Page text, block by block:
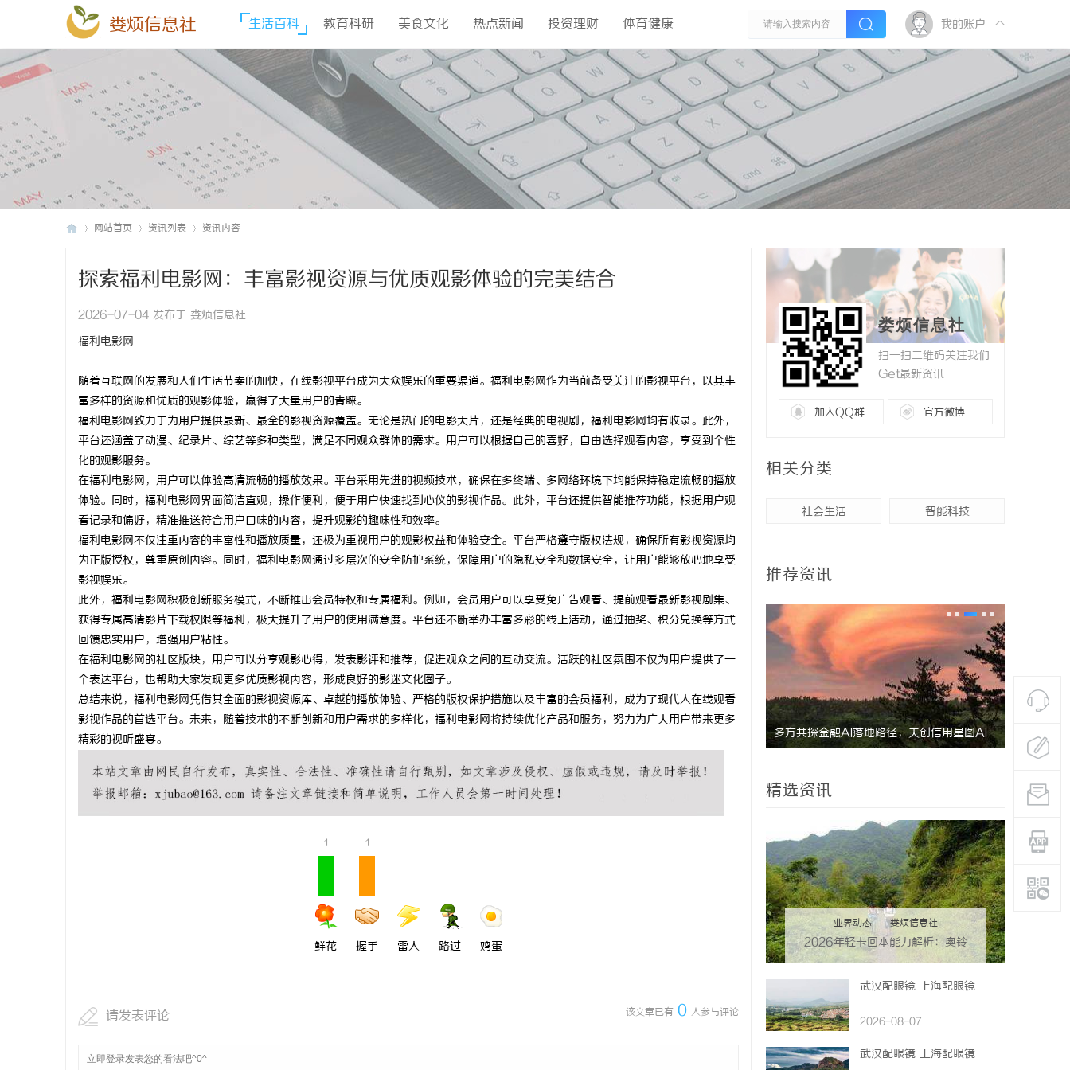
娄烦信息社 生活百科 教育科研 美食文化 热点新闻 投资理财 体育健康 我的账户
网站首页 资讯列表 资讯内容
探索福利电影网：丰富影视资源与优质观影体验的完美结合
2026-07-04 发布于 娄烦信息社
福利电影网
随着互联网的发展和人们生活节奏的加快，在线影视平台成为大众娱乐的重要渠道。福利电影网作为当前备受关注的影视平台，以其丰
富多样的资源和优质的观影体验，赢得了大量用户的青睐。
福利电影网致力于为用户提供最新、最全的影视资源覆盖。无论是热门的电影大片，还是经典的电视剧，福利电影网均有收录。此外，
平台还涵盖了动漫、纪录片、综艺等多种类型，满足不同观众群体的需求。用户可以根据自己的喜好，自由选择观看内容，享受到个性
化的观影服务。
在福利电影网，用户可以体验高清流畅的播放效果。平台采用先进的视频技术，确保在多终端、多网络环境下均能保持稳定流畅的播放
体验。同时，福利电影网界面简洁直观，操作便利，便于用户快速找到心仪的影视作品。此外，平台还提供智能推荐功能，根据用户观
看记录和偏好，精准推送符合用户口味的内容，提升观影的趣味性和效率。
福利电影网不仅注重内容的丰富性和播放质量，还极为重视用户的观影权益和体验安全。平台严格遵守版权法规，确保所有影视资源均
为正版授权，尊重原创内容。同时，福利电影网通过多层次的安全防护系统，保障用户的隐私安全和数据安全，让用户能够放心地享受
影视娱乐。
此外，福利电影网积极创新服务模式，不断推出会员特权和专属福利。例如，会员用户可以享受免广告观看、提前观看最新影视剧集、
获得专属高清影片下载权限等福利，极大提升了用户的使用满意度。平台还不断举办丰富多彩的线上活动，通过抽奖、积分兑换等方式
回馈忠实用户，增强用户粘性。
在福利电影网的社区版块，用户可以分享观影心得，发表影评和推荐，促进观众之间的互动交流。活跃的社区氛围不仅为用户提供了一
个表达平台，也帮助大家发现更多优质影视内容，形成良好的影迷文化圈子。
总结来说，福利电影网凭借其全面的影视资源库、卓越的播放体验、严格的版权保护措施以及丰富的会员福利，成为了现代人在线观看
影视作品的首选平台。未来，随着技术的不断创新和用户需求的多样化，福利电影网将持续优化产品和服务，努力为广大用户带来更多
精彩的视听盛宴。
1
鲜花
1
握手 雷人 路过 鸡蛋
该文章已有 0 人参与评论
请发表评论
娄烦信息社
扫一扫二维码关注我们
Get最新资讯
加入QQ群 官方微博
相关分类
社会生活 智能科技
推荐资讯
多方共探金融AI落地路径，天创信用星图AI 北京考研
精选资讯
业界动态 娄烦信息社
2026年轻卡回本能力解析：奥铃
青春版回本关键因素与高潜力车型
武汉配眼镜 上海配眼镜
2026-08-07
武汉配眼镜 上海配眼镜